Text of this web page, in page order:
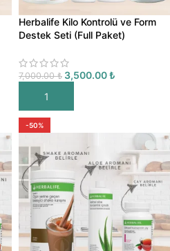
Herbalife Kilo Kontrolü ve Form
Destek Seti (Full Paket)
7,000.00₺ 3,500.00₺
SEPETE EKLE
-50%